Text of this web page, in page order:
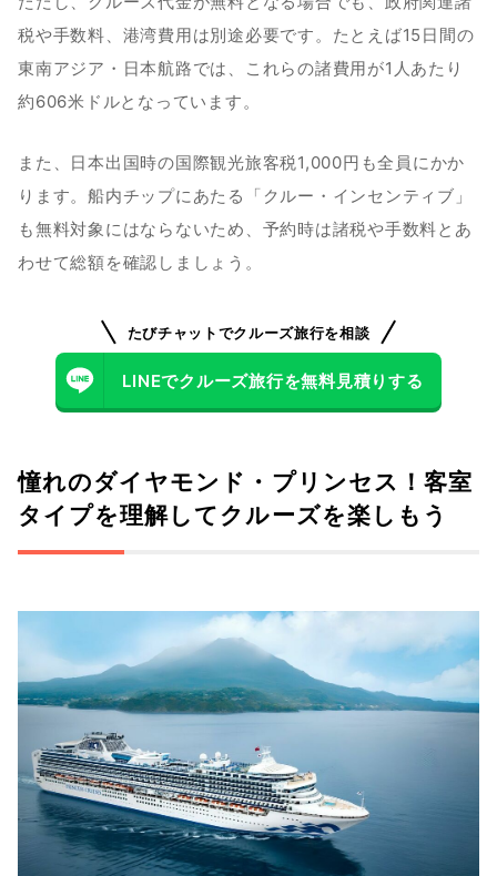
税や手数料、港湾費用は別途必要です。たとえば15日間の
東南アジア・日本航路では、これらの諸費用が1人あたり
約606米ドルとなっています。
また、日本出国時の国際観光旅客税1,000円も全員にかか
ります。船内チップにあたる「クルー・インセンティブ」
も無料対象にはならないため、予約時は諸税や手数料とあ
わせて総額を確認しましょう。
たびチャットでクルーズ旅行を相談
LINEでクルーズ旅行を無料見積りする
憧れのダイヤモンド・プリンセス！客室
タイプを理解してクルーズを楽しもう